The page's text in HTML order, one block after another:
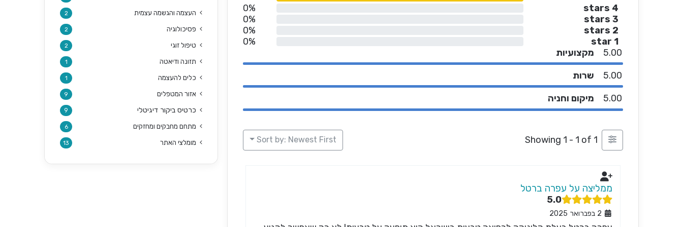
4 stars
0%
3 stars
0%
2 stars
0%
1 star
0%
מקצועיות
5.00
שרות
5.00
מיקום וחניה
5.00
Showing 1 - 1 of 1
Sort by: Newest First
ממליצה על עפרה ברטל
5.0
2 בפברואר 2025
העצמה והגשמה עצמית 2
פסיכולוגיה 2
טיפול זוגי 2
תזונה ודיאטה 1
כלים להעצמה 1
אזור המטפלים 9
כרטיס ביקור דיגיטלי 9
מתחם מחבקים ומחזקים 6
מומלצי האתר 13